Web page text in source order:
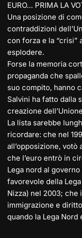
EURO… PRIMA LA
Una posizione di
contraddizioni
con forza e la “crisi”
esplodere.
Forse la memoria
propaganda che
suo compito, hanno
Salvini ha fatto dalla
creazione
La lista sarebbe
ricordare: che nel
all’opposizione,
che l’euro entrò in
Lega nord al
favorevole della
Nizza) nel 2003; che
immigrazione e
quando la Lega Nord